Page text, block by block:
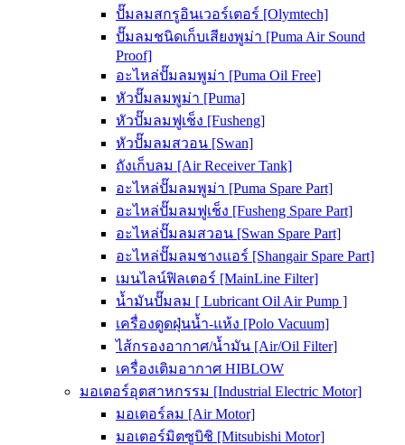
ปั๊มลมสกรูอินเวอร์เตอร์ [Olymtech]
ปั๊มลมชนิดเก็บเสียงพูม่า [Puma Air Sound
Proof]
อะไหล่ปั๊มลมพูม่า [Puma Oil Free]
หัวปั๊มลมพูม่า [Puma]
หัวปั๊มลมฟูเช็ง [Fusheng]
หัวปั๊มลมสวอน [Swan]
ถังเก็บลม [Air Receiver Tank]
อะไหล่ปั๊มลมพูม่า [Puma Spare Part]
อะไหล่ปั๊มลมฟูเช็ง [Fusheng Spare Part]
อะไหล่ปั๊มลมสวอน [Swan Spare Part]
อะไหล่ปั๊มลมชางแอร์ [Shangair Spare Part]
เมนไลน์ฟิลเตอร์ [MainLine Filter]
น้ำมันปั๊มลม [ Lubricant Oil Air Pump ]
เครื่องดูดฝุ่นน้ำ-แห้ง [Polo Vacuum]
ไส้กรองอากาศ/น้ำมัน [Air/Oil Filter]
เครื่องเติมอากาศ HIBLOW
มอเตอร์อุตสาหกรรม [Industrial Electric Motor]
มอเตอร์ลม [Air Motor]
มอเตอร์มิตซูบิชิ [Mitsubishi Motor]